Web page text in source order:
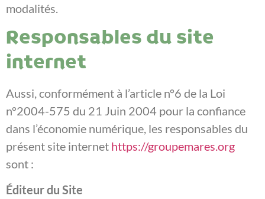
modalités.
Responsables du site
internet
Aussi, conformément à l’article n°6 de la Loi
n°2004-575 du 21 Juin 2004 pour la confiance
dans l’économie numérique, les responsables du
présent site internet https://groupemares.org
sont :
Éditeur du Site